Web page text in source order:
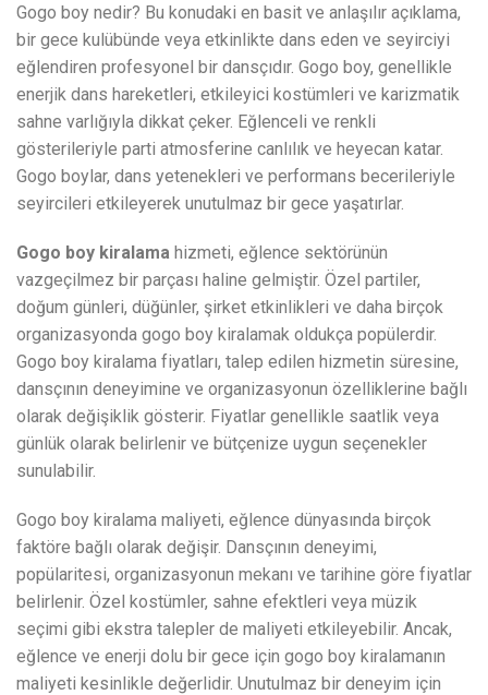
Gogo boy nedir? Bu konudaki en basit ve anlaşılır açıklama,
bir gece kulübünde veya etkinlikte dans eden ve seyirciyi
eğlendiren profesyonel bir dansçıdır. Gogo boy, genellikle
enerjik dans hareketleri, etkileyici kostümleri ve karizmatik
sahne varlığıyla dikkat çeker. Eğlenceli ve renkli
gösterileriyle parti atmosferine canlılık ve heyecan katar.
Gogo boylar, dans yetenekleri ve performans becerileriyle
seyircileri etkileyerek unutulmaz bir gece yaşatırlar.
Gogo boy kiralama hizmeti, eğlence sektörünün
vazgeçilmez bir parçası haline gelmiştir. Özel partiler,
doğum günleri, düğünler, şirket etkinlikleri ve daha birçok
organizasyonda gogo boy kiralamak oldukça popülerdir.
Gogo boy kiralama fiyatları, talep edilen hizmetin süresine,
dansçının deneyimine ve organizasyonun özelliklerine bağlı
olarak değişiklik gösterir. Fiyatlar genellikle saatlik veya
günlük olarak belirlenir ve bütçenize uygun seçenekler
sunulabilir.
Gogo boy kiralama maliyeti, eğlence dünyasında birçok
faktöre bağlı olarak değişir. Dansçının deneyimi,
popülaritesi, organizasyonun mekanı ve tarihine göre fiyatlar
belirlenir. Özel kostümler, sahne efektleri veya müzik
seçimi gibi ekstra talepler de maliyeti etkileyebilir. Ancak,
eğlence ve enerji dolu bir gece için gogo boy kiralamanın
maliyeti kesinlikle değerlidir. Unutulmaz bir deneyim için